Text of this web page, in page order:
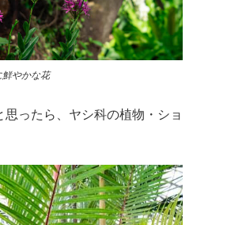
やかな花
思ったら、ヤシ科の植物・ショ